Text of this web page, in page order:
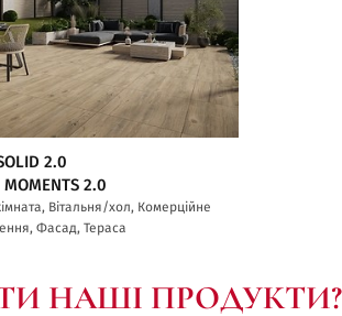
2.0
MOMENTS 2.0
Вітальня/хол, Комерційне
Фасад, Тераса
НАШІ ПРОДУКТИ?